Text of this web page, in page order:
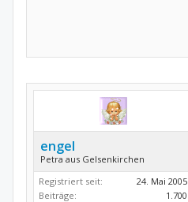
engel
Petra aus Gelsenkirchen
Registriert seit:
24. Mai 2005
Beiträge:
1.700